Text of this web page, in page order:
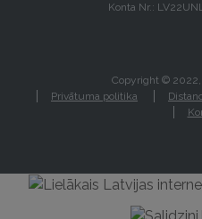
Konta Nr.:
Copyright © 2022,
Privātuma politika